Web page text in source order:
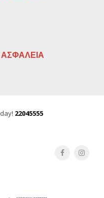
ΑΣΦΑΛΕΙΑ
22045555